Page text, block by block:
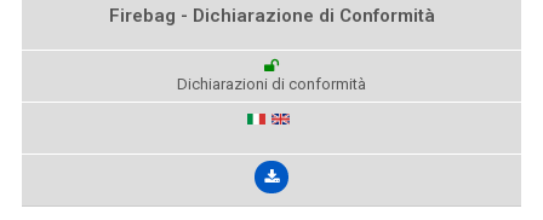
Firebag - Dichiarazione di Conformità
Dichiarazioni di conformità